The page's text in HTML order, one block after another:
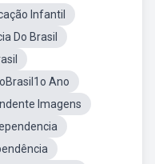
Infantil
Do Brasil
Ano
Imagens